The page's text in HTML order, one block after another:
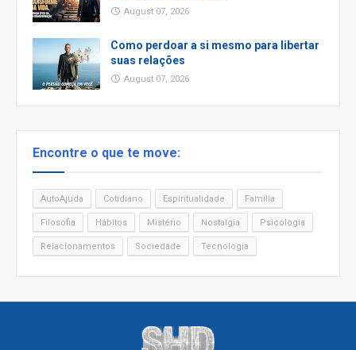
August 07, 2026
Como perdoar a si mesmo para libertar
suas relações
August 07, 2026
Encontre o que te move:
AutoAjuda Cotidiano Espiritualidade Família
Filosofia Hábitos Mistério Nostalgia Psicologia
Relacionamentos Sociedade Tecnologia